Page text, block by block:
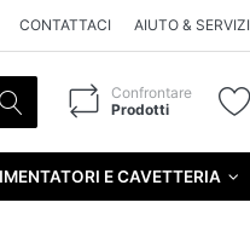
CONTATTACI AIUTO & SERVIZI
Confrontare
Prodotti
E CAVETTERIA